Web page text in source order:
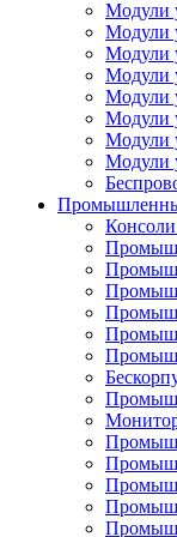
Модули
Модули
Модули
Модули
Модули
Модули
Модули
Модули